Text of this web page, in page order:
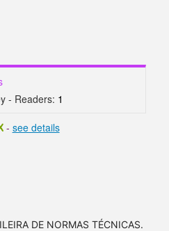
- Readers: 1
- see details
DE NORMAS TÉCNICAS.